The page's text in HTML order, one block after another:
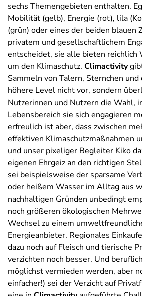
sechs Themengebieten enthalten.
Mobilität (gelb), Energie (rot), lila
(grün) oder eines der beiden blauen
privatem und gesellschaftlichem
entscheidet, sie alle bieten
um den Klimaschutz. Climactivity
Sammeln von Talern, Sternchen
höhere Level nicht vor, sondern
Nutzerinnen und Nutzern die Wahl,
Lebensbereich sie sich engagieren
erfreulich ist aber, dass zwischen
effektiven Klimaschutzmaßnahmen
und unser pixeliger Begleiter Kiko
eigenen Ehrgeiz an den richtigen
sei beispielsweise der sparsame
oder heißem Wasser im Alltag aus
nachhaltigen Gründen unbedingt
noch größeren ökologischen
Wechsel zu einem
Energieanbieter. Regionales
dazu noch auf Fleisch und tierische
verzichten noch besser. Und
möglichst vermieden werden, aber
einfacher!) sei der Verzicht auf